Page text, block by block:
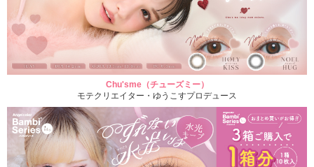
Chu'sme（チューズミー）
モテクリエイター・ゆうこすプロデュース